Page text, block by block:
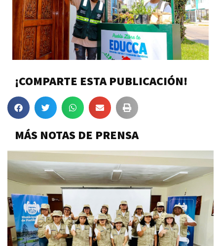
¡COMPARTE ESTA PUBLICACIÓN!
MÁS NOTAS DE PRENSA